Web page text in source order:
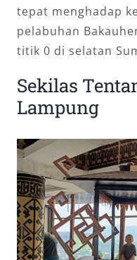
tepat menghadap
pelabuhan
titik 0 di selatan
Sekilas
Lampung